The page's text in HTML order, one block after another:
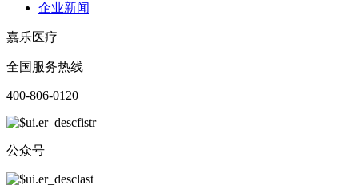
企业新闻
嘉乐医疗
全国服务热线
400-806-0120
公众号